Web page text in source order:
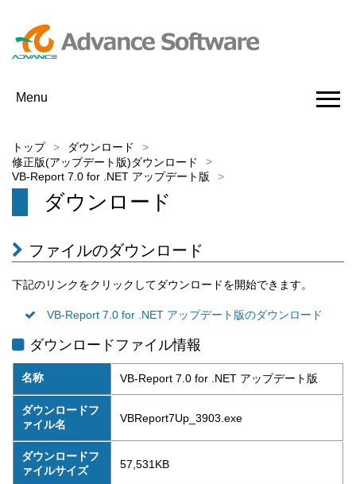
Menu
トップ
ダウンロード
修正版(アップデート版)ダウンロード
VB-Report 7.0 for .NET アップデート版
ダウンロード
ファイルのダウンロード
下記のリンクをクリックしてダウンロードを開始できます。
VB-Report 7.0 for .NET アップデート版のダウンロード
ダウンロードファイル情報
名称 VB-Report 7.0 for .NET アップデート版
ダウンロードフ
ァイル名
VBReport7Up_3903.exe
ダウンロードフ
ァイルサイズ
57,531KB